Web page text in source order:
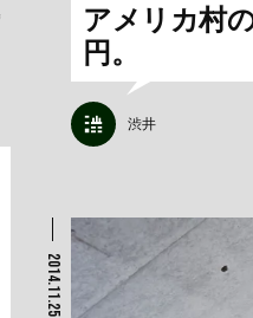
アメリカ村
円。
渋井
2014.11.25